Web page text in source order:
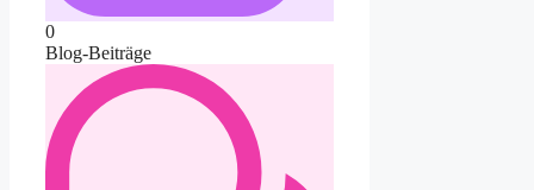
0
Blog-Beiträge